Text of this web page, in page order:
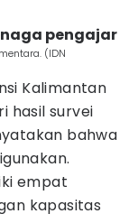
pengajar
(IDN
Kalimantan
hasil survei
bahwa
empat
kapasitas